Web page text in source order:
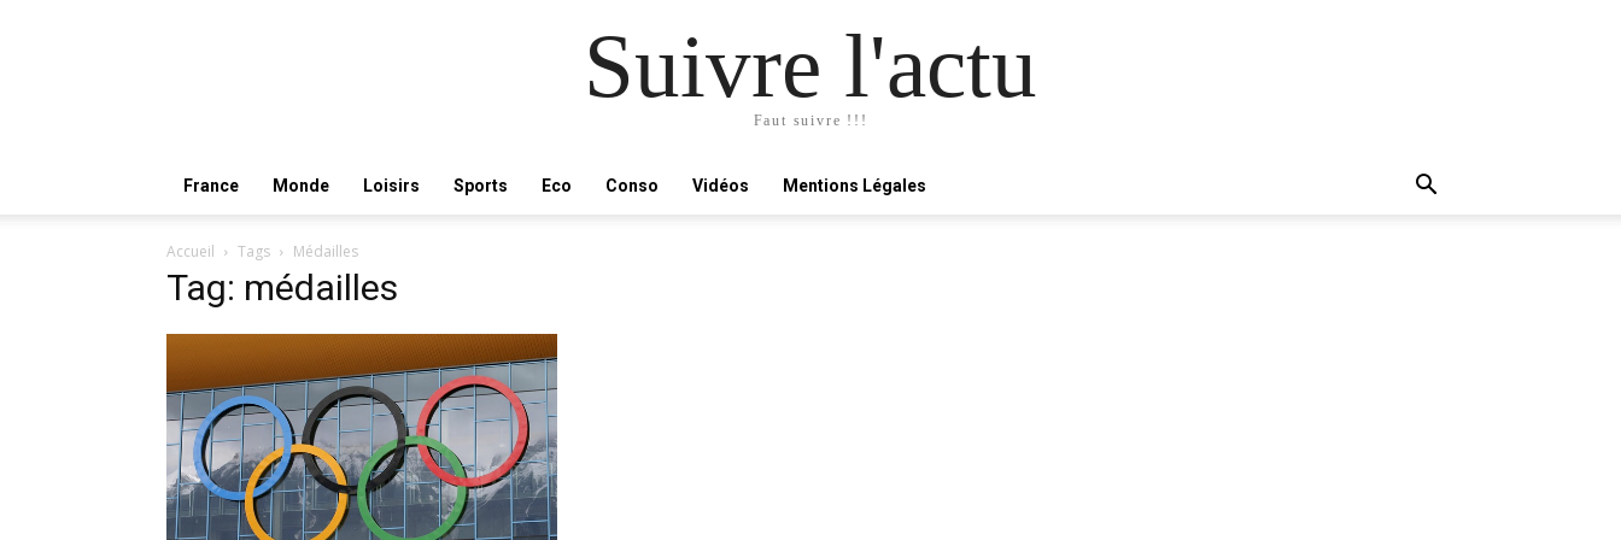
Suivre l'actu
Faut suivre !!!
France Monde Loisirs Sports Eco Conso Vidéos Mentions Légales
Accueil Tags Médailles
Tag: médailles